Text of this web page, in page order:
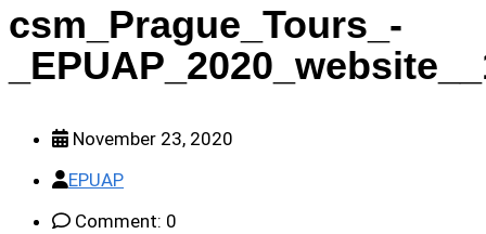
csm_Prague_Tours_-
November 23, 2020
EPUAP
Comment: 0